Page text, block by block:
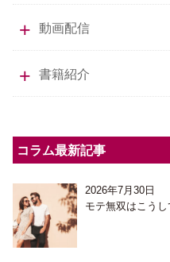
動画配信
書籍紹介
コラム最新記事
2026年7月30日
モテ無双はこうし